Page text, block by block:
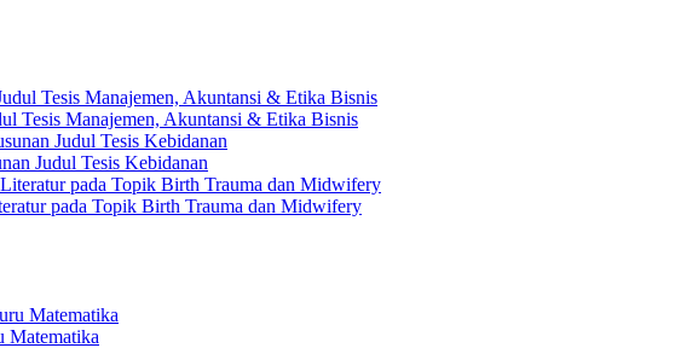
Tesis Manajemen, Akuntansi & Etika Bisnis
Judul Tesis Kebidanan
pada Topik Birth Trauma dan Midwifery
Matematika